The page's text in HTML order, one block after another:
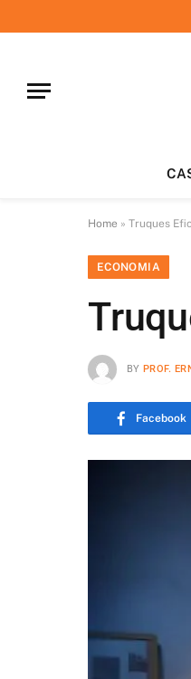
Home » Truques
ECONOMIA
BY PROF.
Facebook